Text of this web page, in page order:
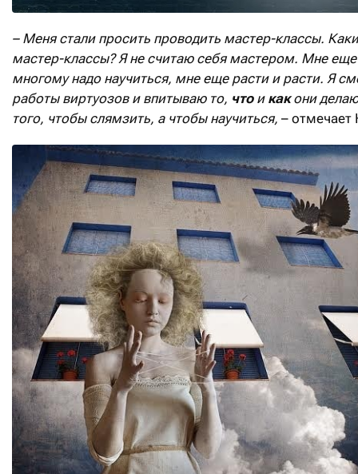
– Меня стали просить проводить мастер-классы.
мастер-классы? Я не считаю себя мастером. Мне еще
многому надо научиться, мне еще расти и расти. Я
работы виртуозов и впитываю то, чтои какони
того, чтобы слямзить, а чтобы научиться, – отмечает